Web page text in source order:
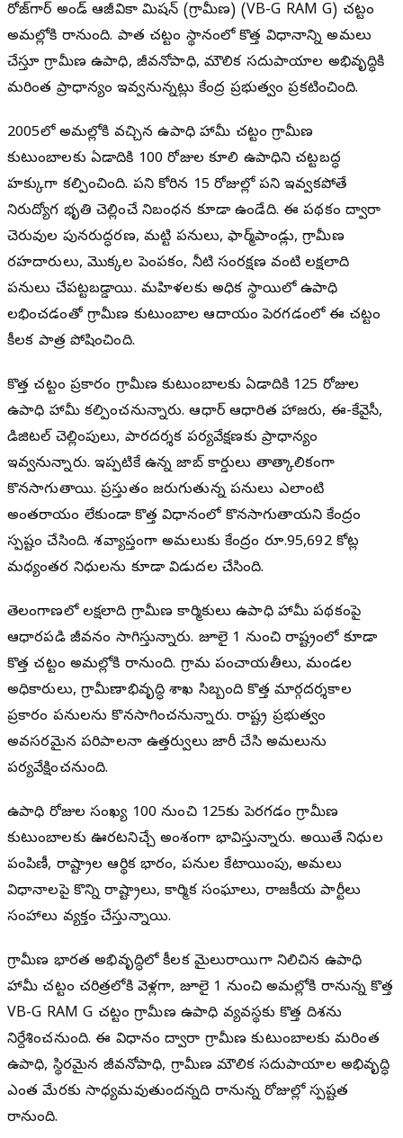
రోజ్‌గార్ అండ్ ఆజీవికా మిషన్ (గ్రామీణ) (VB-G RAM G) చట్టం
అమల్లోకి రానుంది. పాత చట్టం స్థానంలో కొత్త విధానాన్ని అమలు
చేస్తూ గ్రామీణ ఉపాధి, జీవనోపాధి, మౌలిక సదుపాయాల అభివృద్ధికి
మరింత ప్రాధాన్యం ఇవ్వనున్నట్లు కేంద్ర ప్రభుత్వం ప్రకటించింది.
2005లో అమల్లోకి వచ్చిన ఉపాధి హామీ చట్టం గ్రామీణ
కుటుంబాలకు ఏడాదికి 100 రోజుల కూలి ఉపాధిని చట్టబద్ధ
హక్కుగా కల్పించింది. పని కోరిన 15 రోజుల్లో పని ఇవ్వకపోతే
నిరుద్యోగ భృతి చెల్లించే నిబంధన కూడా ఉండేది. ఈ పథకం ద్వారా
చెరువుల పునరుద్ధరణ, మట్టి పనులు, ఫార్మ్‌పాండ్లు, గ్రామీణ
రహదారులు, మొక్కల పెంపకం, నీటి సంరక్షణ వంటి లక్షలాది
పనులు చేపట్టబడ్డాయి. మహిళలకు అధిక స్థాయిలో ఉపాధి
లభించడంతో గ్రామీణ కుటుంబాల ఆదాయం పెరగడంలో ఈ చట్టం
కీలక పాత్ర పోషించింది.
కొత్త చట్టం ప్రకారం గ్రామీణ కుటుంబాలకు ఏడాదికి 125 రోజుల
ఉపాధి హామీ కల్పించనున్నారు. ఆధార్ ఆధారిత హాజరు, ఈ-కేవైసీ,
డిజిటల్ చెల్లింపులు, పారదర్శక పర్యవేక్షణకు ప్రాధాన్యం
ఇవ్వనున్నారు. ఇప్పటికే ఉన్న జాబ్ కార్డులు తాత్కాలికంగా
కొనసాగుతాయి. ప్రస్తుతం జరుగుతున్న పనులు ఎలాంటి
అంతరాయం లేకుండా కొత్త విధానంలో కొనసాగుతాయని కేంద్రం
స్పష్టం చేసింది. దేశవ్యాప్తంగా అమలుకు కేంద్రం రూ.95,692 కోట్ల
మధ్యంతర నిధులను కూడా విడుదల చేసింది.
తెలంగాణలో లక్షలాది గ్రామీణ కార్మికులు ఉపాధి హామీ పథకంపై
ఆధారపడి జీవనం సాగిస్తున్నారు. జూలై 1 నుంచి రాష్ట్రంలో కూడా
కొత్త చట్టం అమల్లోకి రానుంది. గ్రామ పంచాయతీలు, మండల
అధికారులు, గ్రామీణాభివృద్ధి శాఖ సిబ్బంది కొత్త మార్గదర్శకాల
ప్రకారం పనులను కొనసాగించనున్నారు. రాష్ట్ర ప్రభుత్వం
అవసరమైన పరిపాలనా ఉత్తర్వులు జారీ చేసి అమలును
పర్యవేక్షించనుంది.
ఉపాధి రోజుల సంఖ్య 100 నుంచి 125కు పెరగడం గ్రామీణ
కుటుంబాలకు ఊరటనిచ్చే అంశంగా భావిస్తున్నారు. అయితే నిధుల
పంపిణీ, రాష్ట్రాల ఆర్థిక భారం, పనుల కేటాయింపు, అమలు
విధానాలపై కొన్ని రాష్ట్రాలు, కార్మిక సంఘాలు, రాజకీయ పార్టీలు
సందేహాలు వ్యక్తం చేస్తున్నాయి.
గ్రామీణ భారత అభివృద్ధిలో కీలక మైలురాయిగా నిలిచిన ఉపాధి
హామీ చట్టం చరిత్రలోకి వెళ్లగా, జూలై 1 నుంచి అమల్లోకి రానున్న కొత్త
VB-G RAM G చట్టం గ్రామీణ ఉపాధి వ్యవస్థకు కొత్త దిశను
నిర్దేశించనుంది. ఈ విధానం ద్వారా గ్రామీణ కుటుంబాలకు మరింత
ఉపాధి, స్థిరమైన జీవనోపాధి, గ్రామీణ మౌలిక సదుపాయాల అభివృద్ధి
ఎంత మేరకు సాధ్యమవుతుందన్నది రానున్న రోజుల్లో స్పష్టత
రానుంది.